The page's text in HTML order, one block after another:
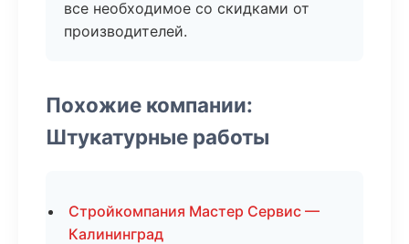
все необходимое со скидками от
производителей.
Похожие компании:
Штукатурные работы
Стройкомпания Мастер Сервис —
Калининград